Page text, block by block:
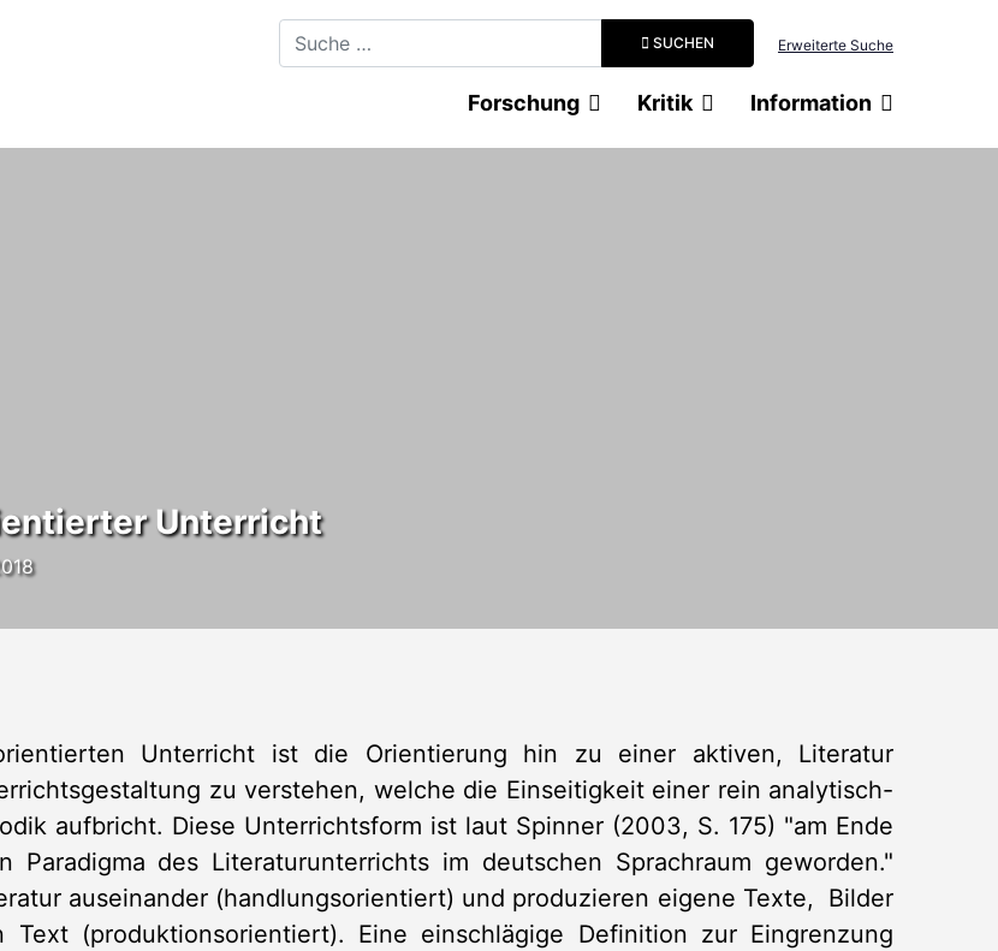
SUCHEN Erweiterte Suche
Forschung Kritik Information
Unterricht
Unterricht ist die Orientierung hin zu einer aktiven, Literatur
zu verstehen, welche die Einseitigkeit einer rein analytisch-
aufbricht. Diese Unterrichtsform ist laut Spinner (2003, S. 175) "am Ende
des Literaturunterrichts im deutschen Sprachraum geworden."
auseinander (handlungsorientiert) und produzieren eigene Texte, Bilder
(produktionsorientiert). Eine einschlägige Definition zur Eingrenzung